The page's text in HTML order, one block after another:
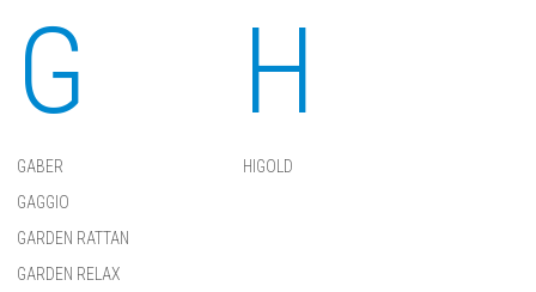
G
GABER
GAGGIO
GARDEN RATTAN
GARDEN RELAX
H
HIGOLD